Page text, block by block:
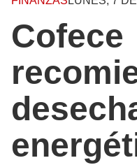
Cofece